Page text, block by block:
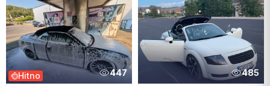
447
Hitno 485